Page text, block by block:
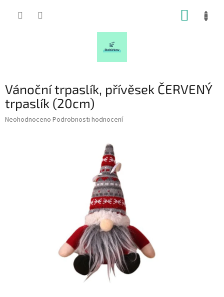
Vánoční trpaslík, přívěsek ČERVENÝ
trpaslík (20cm)
Průměrné
Neohodnoceno Podrobnosti hodnocení